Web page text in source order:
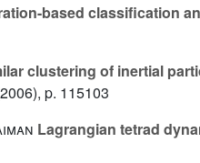
based classification
clustering of inertial
p. 115103
Lagrangian tetrad